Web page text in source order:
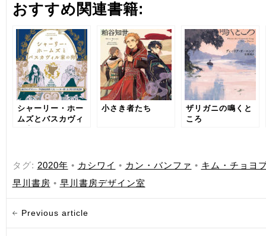
おすすめ関連書籍:
シャーリー・ホー
ムズとバスカヴィ
小さき者たち
ザリガニの鳴くと
ころ
タグ: 2020年 • カシワイ • カン・バンファ • キム・チョヨ
早川書房 • 早川書房デザイン室
Previous article